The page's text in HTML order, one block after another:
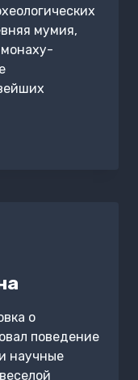
мумия,
о
поведение
научные